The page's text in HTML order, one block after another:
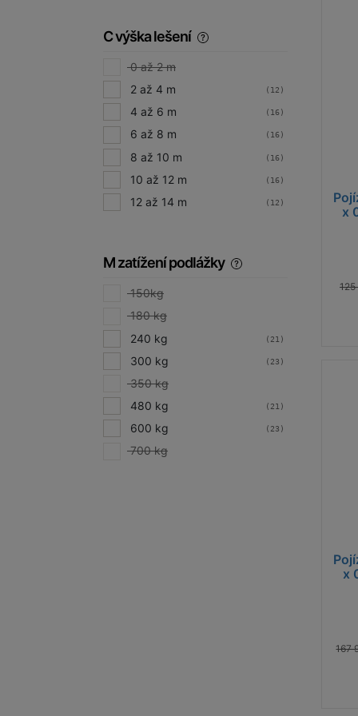
C výška lešení
0 až 2 m
2 až 4 m
(12)
4 až 6 m (16)
6 až 8 m (16)
8 až 10 m (16)
10 až 12 m (16)
12 až 14 m (12)
M zatížení podlážky
150kg
180 kg
240 kg
(21)
300 kg (23)
350 kg
480 kg
(21)
600 kg (23)
700 kg
x
x
167